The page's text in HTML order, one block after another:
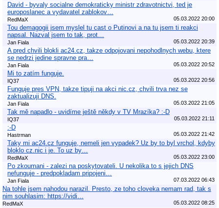
David - byvaly socialne demokraticky ministr zdravotnictvi, ted je
europoslanec a vydavatel zablokov…
RedMaX 05.03.2022 20:00
Tou demagogii jsem myslel tu cast o Putinovi a na tu jsem ti reakci
napsal. Nazval jsem to tak, prot…
Jan Fiala 05.03.2022 20:39
A pred chvili blokli ac24.cz, takze odpojovani nepohodlnych webu, ktere
se nedrzi jedine spravne pra…
Jan Fiala 05.03.2022 20:52
Mi to zatím funguje.
IQ37 05.03.2022 20:56
Funguje pres VPN, takze tipuji na akci nic.cz, chvili trva nez se
zaktualizuji DNS.
Jan Fiala 05.03.2022 21:05
Tak mě napadlo - uvidíme ještě někdy v TV Mrazíka? :-D
IQ37 05.03.2022 21:11
:-D
Hastrman 05.03.2022 21:42
Taky mi ac24.cz funguje, nemeli jen vypadek? Uz by to byl vrchol, kdyby
bloklo cz.nic i je. To uz by…
RedMaX 05.03.2022 23:00
Po zkoumani - zalezi na poskytovateli. U nekolika to s jejich DNS
nefunguje - predpokladam pripojeni…
Jan Fiala 07.03.2022 06:43
Na tohle jsem nahodou narazil. Presto, ze toho cloveka nemam rad, tak s
nim souhlasim: https://vidi…
RedMaX 05.03.2022 08:25